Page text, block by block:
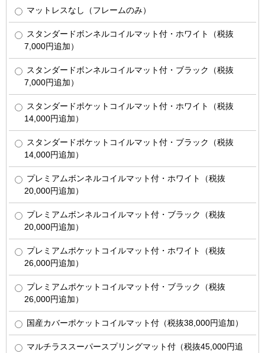
マットレスなし（フレームのみ）
スタンダードボンネルコイルマット付・ホワイト（税抜
7,000円追加）
スタンダードボンネルコイルマット付・ブラック（税抜
7,000円追加）
スタンダードポケットコイルマット付・ホワイト（税抜
14,000円追加）
スタンダードポケットコイルマット付・ブラック（税抜
14,000円追加）
プレミアムボンネルコイルマット付・ホワイト（税抜
20,000円追加）
プレミアムボンネルコイルマット付・ブラック（税抜
20,000円追加）
プレミアムポケットコイルマット付・ホワイト（税抜
26,000円追加）
プレミアムポケットコイルマット付・ブラック（税抜
26,000円追加）
国産カバーポケットコイルマット付（税抜38,000円追加）
マルチラススーパースプリングマット付（税抜45,000円追